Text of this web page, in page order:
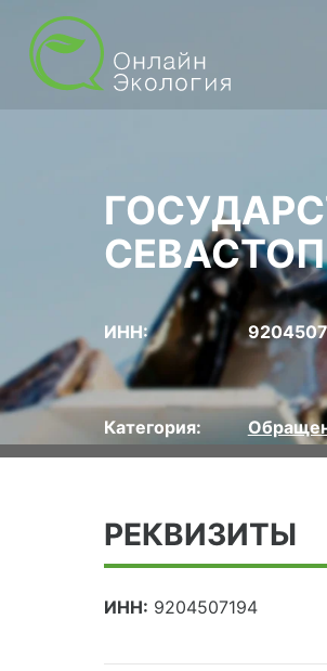
ИНН:
Категория:
РЕКВИЗИТЫ
ИНН: 9204507194